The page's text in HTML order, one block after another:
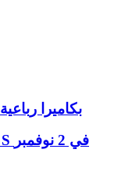
تم الاعلان عن هاتف Huawei Y7a بكاميرا رباعية
سيتم الكشف عن Realme Watch S في 2 نوفمبر